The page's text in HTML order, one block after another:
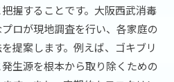
握することです。大阪西武消毒
ロが現地調査を行い、各家庭の
提案します。例えば、ゴキブリ
生源を根本から取り除くための